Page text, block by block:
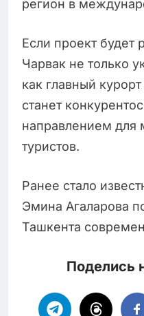
регион в
Если проект будет
Чарвак не только
как главный
станет
направлением
туристов.
Ранее стало
Эмина Агаларова
Ташкента
Поделись